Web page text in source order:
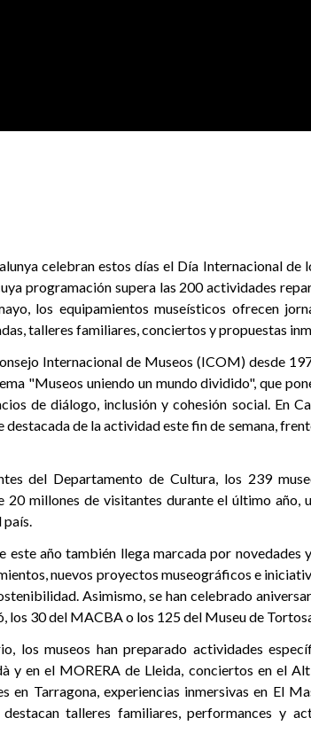
celebran estos días el Día Internacional
programación supera las 200 actividades
los equipamientos museísticos ofrecen
talleres familiares, conciertos y propuestas
Internacional de Museos (ICOM) desde
"Museos uniendo un mundo dividido", que
de diálogo, inclusión y cohesión social. En
destacada de la actividad este fin de semana,
del Departamento de Cultura, los 239
20 millones de visitantes durante el último año,
este año también llega marcada por novedades
nuevos proyectos museográficos e
Asimismo, se han celebrado
los 30 del MACBA o los 125 del Museu de
los museos han preparado actividades
y en el MORERA de Lleida, conciertos en el
en Tarragona, experiencias inmersivas en El
destacan talleres familiares, performances y